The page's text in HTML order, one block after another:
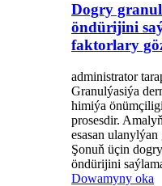
Dogry
öndürijini
faktorlary
administrator
Granulýasiýa
himiýa
prosesdir.
esasan
Şonuň üçin
öndürijini
Dowamyny oka